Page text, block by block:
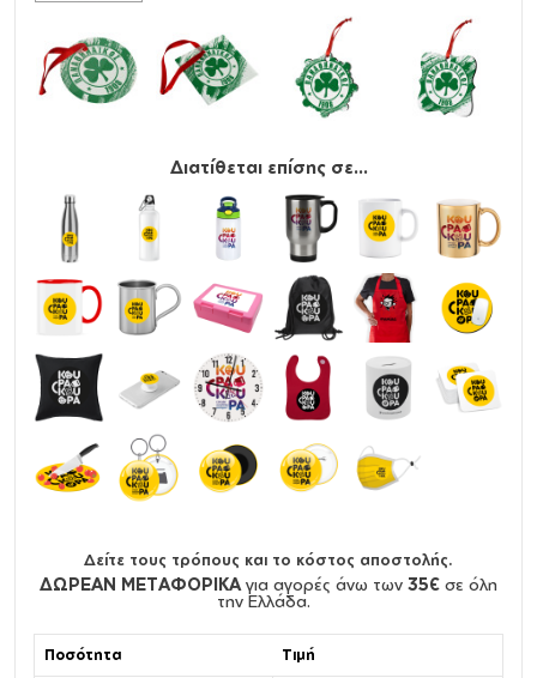
Διατίθεται επίσης σε...
Δείτε τους τρόπους και το κόστος αποστολής.
ΔΩΡΕΑΝ ΜΕΤΑΦΟΡΙΚΑ για αγορές άνω των 35€ σε όλη
την Ελλάδα.
Ποσότητα Τιμή